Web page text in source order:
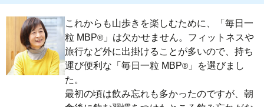
これからも山歩きを楽しむために、「毎日一
粒 MBP® 」は欠かせません。フィットネスや
旅行など外に出掛けることが多いので、持ち
運び便利な「毎日一粒 MBP® 」を選びまし
た。
最初の頃は飲み忘れも多かったのですが、朝